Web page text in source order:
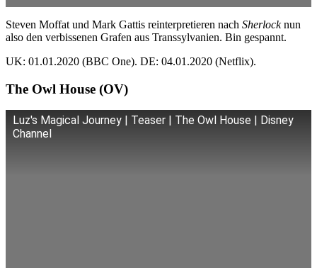
Steven Moffat und Mark Gattis reinterpretieren nach Sherlocknun
also den verbissenen Grafen aus Transsylvanien. Bin gespannt.
UK: 01.01.2020 (BBC One). DE: 04.01.2020 (Netflix).
The Owl House (OV)
Luz's Magical Journey | Teaser | The Owl House | Disney
Channel